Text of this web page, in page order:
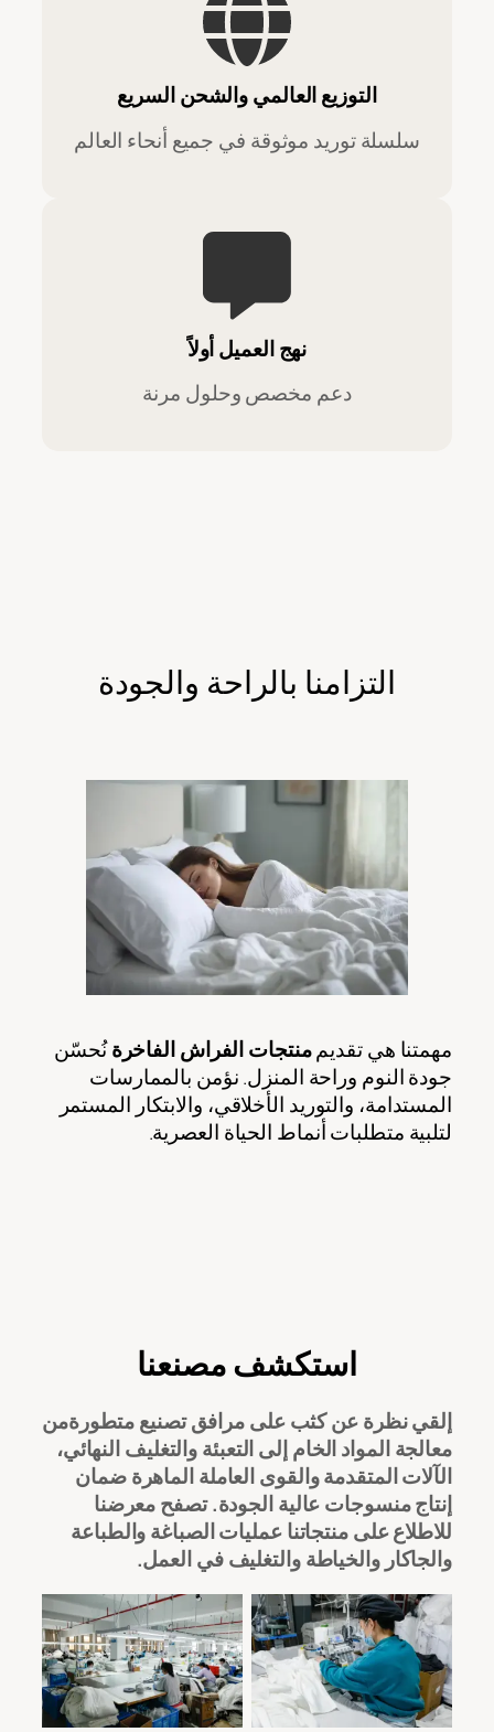
التوزيع العالمي والشحن السريع
سلسلة توريد موثوقة في جميع أنحاء العالم
نهج العميل أولاً
دعم مخصص وحلول مرنة
التزامنا بالراحة والجودة
مهمتنا هي تقديممنتجات الفراش الفاخرةنُحسّن
جودة النوم وراحة المنزل. نؤمن بالممارسات
المستدامة، والتوريد الأخلاقي، والابتكار المستمر
لتلبية متطلبات أنماط الحياة العصرية.
استكشف مصنعنا
إلقي نظرة عن كثب علىمرافق تصنيع متطورةمن
معالجة المواد الخام إلى التعبئة والتغليف النهائي،
الآلات المتقدمة والقوى العاملة الماهرةضمان
إنتاج منسوجات عالية الجودة. تصفح معرضنا
للاطلاع على منتجاتناعمليات الصباغة والطباعة
والجاكار والخياطة والتغليففي العمل.
ورشة عمل ورشة عمل